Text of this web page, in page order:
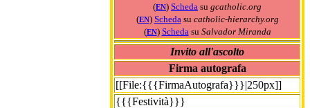
(EN) Scheda su gcatholic.org
(EN) Scheda su catholic-hierarchy.org
(EN) Scheda su Salvador Miranda
Invito all'ascolto
Firma autografa
[[File:{{{FirmaAutografa}}}|250px]]
{{{Festività}}}